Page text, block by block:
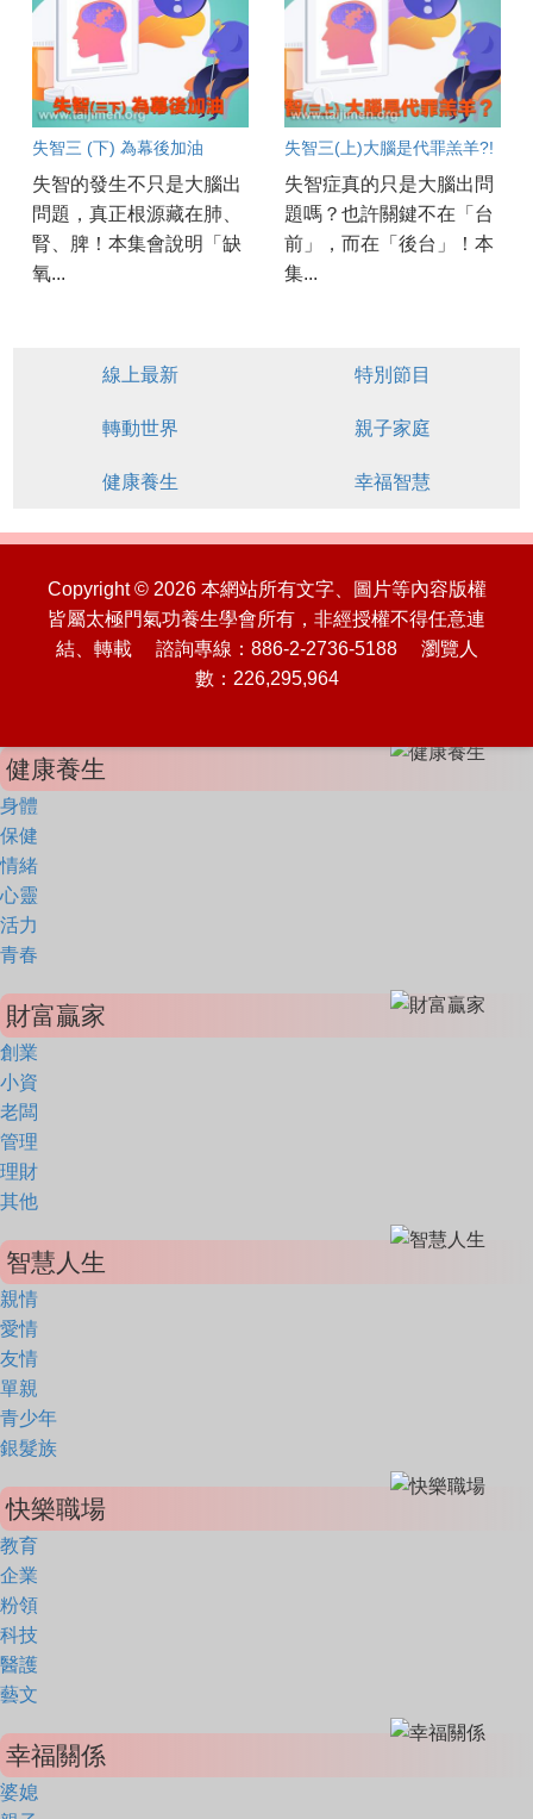
失智三 (下) 為幕後加油
失智的發生不只是大腦出
問題，真正根源藏在肺、
腎、脾！本集會說明「缺
氧...
失智三(上)大腦是代罪羔羊?!
失智症真的只是大腦出問
題嗎？也許關鍵不在「台
前」，而在「後台」！本
集...
線上最新 特別節目
轉動世界 親子家庭
健康養生 幸福智慧
Copyright © 2026 本網站所有文字、圖片等內容版權
皆屬太極門氣功養生學會所有，非經授權不得任意連
結、轉載 諮詢專線：886-2-2736-5188 瀏覽人
數：226,295,964
健康養生
身體
保健
情緒
心靈
活力
青春
財富贏家
創業
小資
老闆
管理
理財
其他
智慧人生
親情
愛情
友情
單親
青少年
銀髮族
快樂職場
教育
企業
粉領
科技
醫護
藝文
幸福關係
婆媳